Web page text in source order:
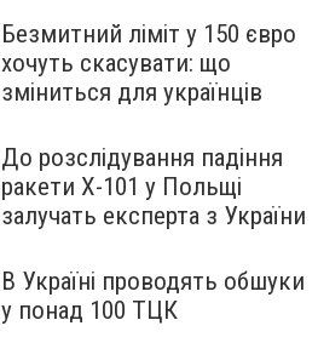
Безмитний ліміт у 150 євро
хочуть скасувати: що
зміниться для українців
До розслідування падіння
ракети Х-101 у Польщі
залучать експерта з України
В Україні проводять обшуки
у понад 100 ТЦК